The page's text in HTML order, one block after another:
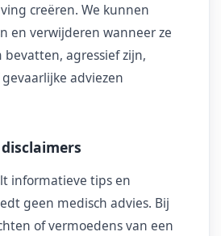
creëren. We kunnen
en verwijderen wanneer ze
agressief zijn,
adviezen
informatieve tips en
geen medisch advies. Bij
of vermoedens van een